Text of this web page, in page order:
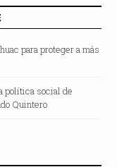
para proteger a más
política social de
Quintero